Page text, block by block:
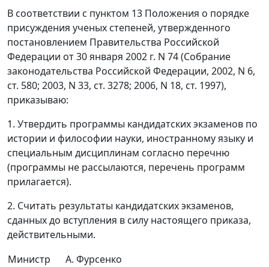
В соответствии с пунктом 13 Положения о порядке
присуждения ученых степеней, утвержденного
постановлением Правительства Российской
Федерации от 30 января 2002 г. N 74 (Собрание
законодательства Российской Федерации, 2002, N 6,
ст. 580; 2003, N 33, ст. 3278; 2006, N 18, ст. 1997),
приказываю:
1. Утвердить программы кандидатских экзаменов по
истории и философии науки, иностранному языку и
специальным дисциплинам согласно перечню
(программы не рассылаются, перечень программ
прилагается).
2. Считать результаты кандидатских экзаменов,
сданных до вступления в силу настоящего приказа,
действительными.
Министр
А. Фурсенко